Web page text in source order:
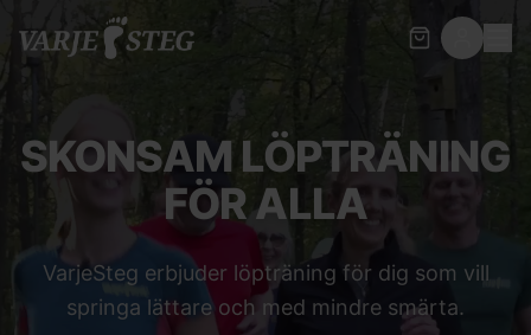
SKONSAM LÖPTRÄNING
FÖR ALLA
VarjeSteg erbjuder löpträning för dig som vill
springa lättare och med mindre smärta.